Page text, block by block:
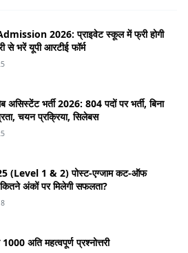
2026: प्राइवेट स्कूल में फ्री होगी
से भरें यूपी आरटीई फॉर्म
असिस्टेंट भर्ती 2026: 804 पदों पर भर्ती, बिना
चयन प्रक्रिया, सिलेबस
(Level 1 & 2) पोस्ट-एग्जाम कट-ऑफ
अंकों पर मिलेगी सफलता?
1000 अति महत्वपूर्ण प्रश्नोत्तरी